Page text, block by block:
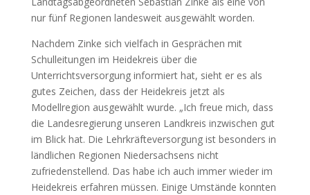
nur fünf Regionen landesweit ausgewählt worden.
Nachdem Zinke sich vielfach in Gesprächen mit
Schulleitungen im Heidekreis über die
Unterrichtsversorgung informiert hat, sieht er es als
gutes Zeichen, dass der Heidekreis jetzt als
Modellregion ausgewählt wurde. „Ich freue mich, dass
die Landesregierung unseren Landkreis inzwischen gut
im Blick hat. Die Lehrkräfteversorgung ist besonders in
ländlichen Regionen Niedersachsens nicht
zufriedenstellend. Das habe ich auch immer wieder im
Heidekreis erfahren müssen. Einige Umstände konnten